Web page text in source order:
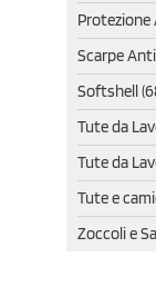
Protezione
Scarpe
Softshell
Tute da
Tute da
Tute e
Zoccoli e